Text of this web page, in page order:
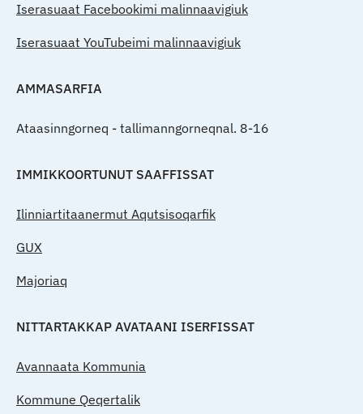
Iserasuaat Facebookimi malinnaavigiuk
Iserasuaat YouTubeimi malinnaavigiuk
AMMASARFIA
Ataasinngorneq - tallimanngorneqnal. 8-16
IMMIKKOORTUNUT SAAFFISSAT
Ilinniartitaanermut Aqutsisoqarfik
GUX
Majoriaq
NITTARTAKKAP AVATAANI ISERFISSAT
Avannaata Kommunia
Kommune Qeqertalik